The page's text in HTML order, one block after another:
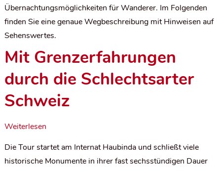
Übernachtungsmöglichkeiten für Wanderer. Im Folgenden
finden Sie eine genaue Wegbeschreibung mit Hinweisen auf
Sehenswertes.
Mit Grenzerfahrungen
durch die Schlechtsarter
Schweiz
Weiterlesen
Die Tour startet am Internat Haubinda und schließt viele
historische Monumente in ihrer fast sechsstündigen Dauer